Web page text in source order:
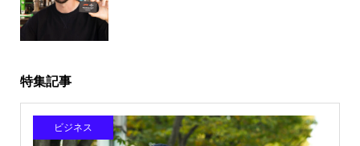
特集記事
ビジネス